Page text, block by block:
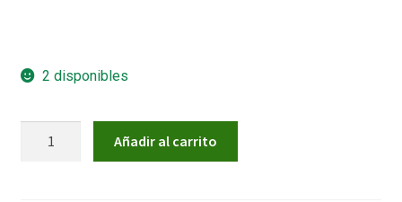
2 disponibles
Añadir al carrito